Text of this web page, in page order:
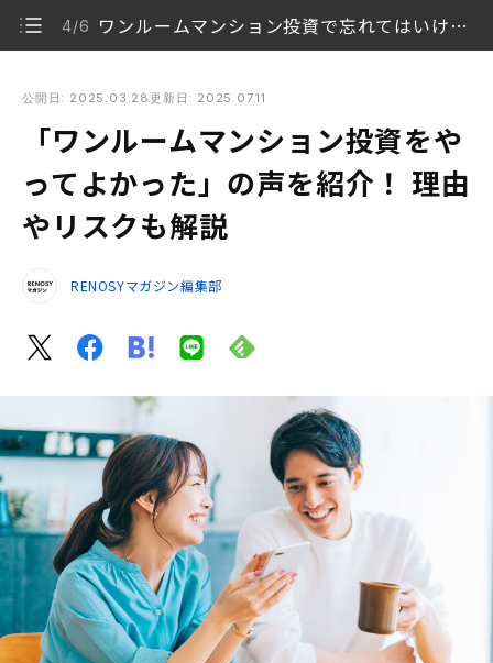
4/6 ワンルームマンション投資で忘れてはいけない代表的な3つのリスク
理由やリスクも解説
1/6 「ワンルームマンション投資をやってよかった」の声
ワンルームマンション投資をやってよかったと思える
5つの理由
3/6
の違い
4/6
ワンルームマンション投資で忘れてはいけない代表
的な3つのリスク
5/6
ワンルームマンション投資で失敗しないためのポイン
ト
6/6
ワンルームマンション投資をやってよかったと思える
選択をしよう
公開日: 2025.03.28 更新日: 2025.07.11
「ワンルームマンション投資をや
ってよかった」の声を紹介！ 理由
やリスクも解説
RENOSYマガジン編集部